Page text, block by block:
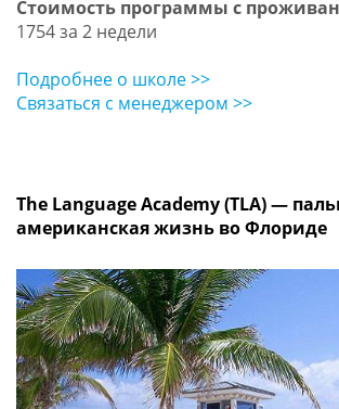
Стоимость программы с
1754 за 2 недели
Подробнее о школе >>
Связаться с менеджером >>
The Language Academy (TLA) —
американская жизнь во Флориде